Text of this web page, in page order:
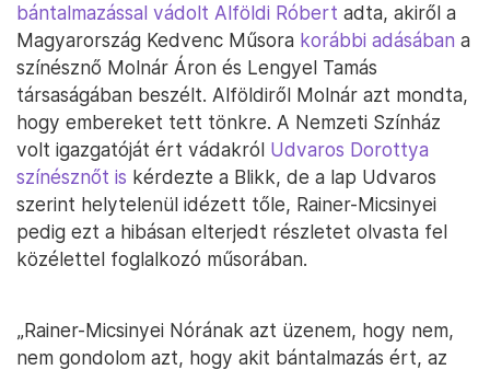
bántalmazással vádolt Alföldi Róbert adta, akiről a
Magyarország Kedvenc Műsora korábbi adásában a
színésznő Molnár Áron és Lengyel Tamás
társaságában beszélt. Alföldiről Molnár azt mondta,
hogy embereket tett tönkre. A Nemzeti Színház
volt igazgatóját ért vádakról Udvaros Dorottya
színésznőt is kérdezte a Blikk, de a lap Udvaros
szerint helytelenül idézett tőle, Rainer-Micsinyei
pedig ezt a hibásan elterjedt részletet olvasta fel
közélettel foglalkozó műsorában.
„Rainer-Micsinyei Nórának azt üzenem, hogy nem,
nem gondolom azt, hogy akit bántalmazás ért, az